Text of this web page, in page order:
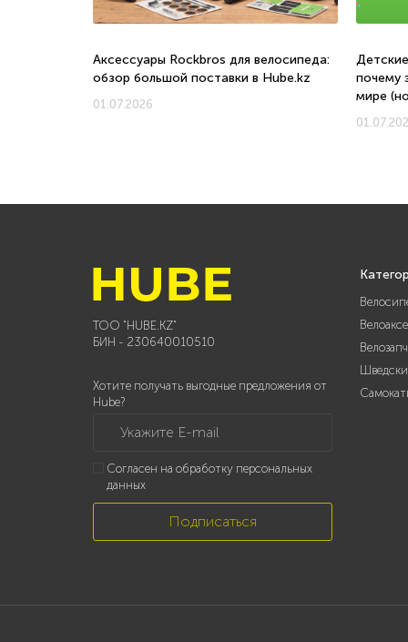
Аксессуары Rockbros для велосипеда:
обзор большой поставки в Hube.kz
01.07.2026
почему
мире
ТОО "HUBE.KZ"
БИН - 230640010510
Хотите получать выгодные предложения от
Hube?
Укажите E-mail
Согласен на обработку персональных
данных
Подписаться